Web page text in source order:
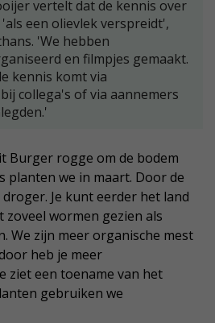
vertelt dat de kennis over
een olievlek verspreidt',
'We hebben
en filmpjes gemaakt.
kennis komt via
collega's of via aannemers
Burger rogge om de bodem
planten we in maart. Door de
Je kunt eerder het land
wormen gezien als
We zijn meer organische mest
heb je meer
ziet een toename van het
gebruiken we